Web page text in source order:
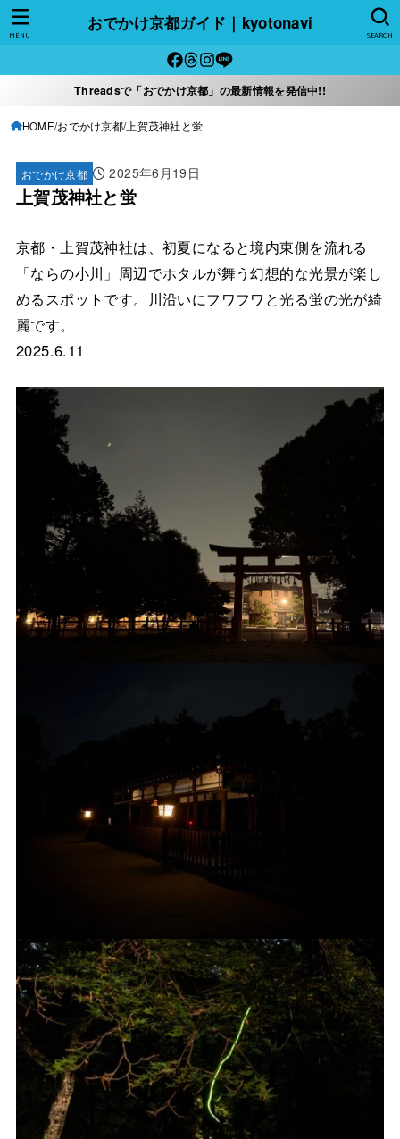
おでかけ京都ガイド｜kyotonavi
SEARCH
MENU
Threadsで「おでかけ京都」の最新情報を発信中!!
HOME おでかけ京都 上賀茂神社と蛍
おでかけ京都 2025年6月19日
上賀茂神社と蛍
京都・上賀茂神社は、初夏になると境内東側を流れる
「ならの小川」周辺でホタルが舞う幻想的な光景が楽し
めるスポットです。川沿いにフワフワと光る蛍の光が綺
麗です。
2025.6.11